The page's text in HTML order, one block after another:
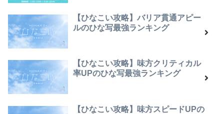
【ひなこい攻略】バリア貫通アピー
ルのひな写最強ランキング
【ひなこい攻略】味方クリティカル
率UPのひな写最強ランキング
【ひなこい攻略】味方スピードUPの